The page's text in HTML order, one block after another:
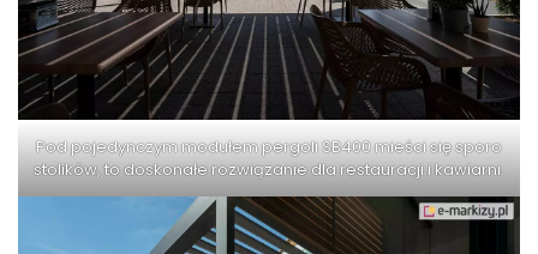
Pod pojedynczym modułem pergoli SB400 mieści się sporo
stolików, to doskonałe rozwiązanie dla restauracji i kawiarni.